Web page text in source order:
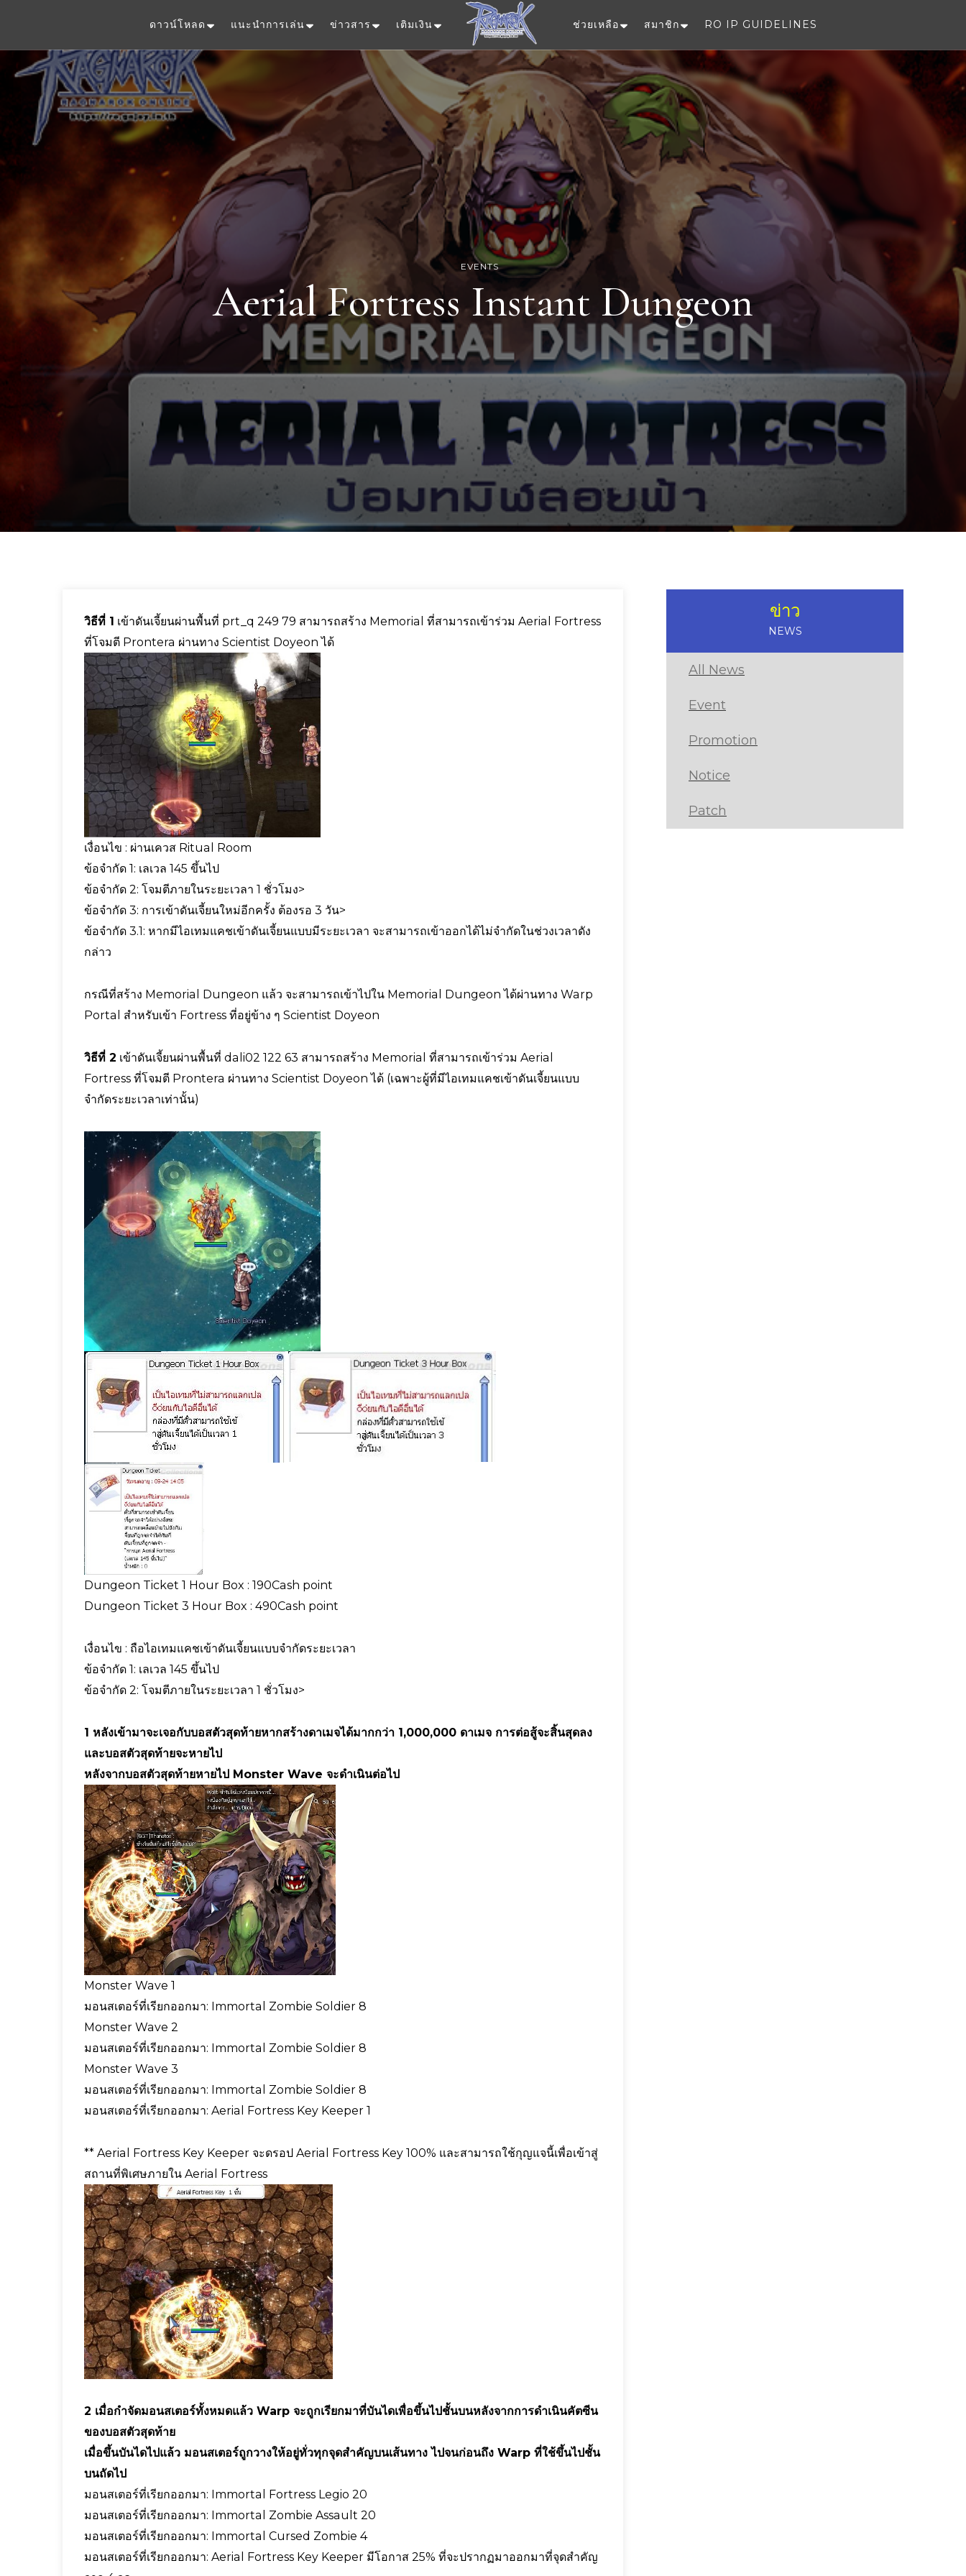
ดาวน์โหลด แนะนำการเล่น ข่าวสาร เติมเงิน
Ragnarok Online
ช่วยเหลือ สมาชิก RO IP GUIDELINES
EVENTS
Aerial Fortress Instant Dungeon
วิธีที่ 1 เข้าดันเจี้ยนผ่านพื้นที่ prt_q 249 79 สามารถสร้าง Memorial ที่สามารถเข้าร่วม Aerial Fortress
ที่โจมตี Prontera ผ่านทาง Scientist Doyeon ได้
เงื่อนไข : ผ่านเควส Ritual Room
ข้อจำกัด 1: เลเวล 145 ขึ้นไป
ข้อจำกัด 2: โจมตีภายในระยะเวลา 1 ชั่วโมง>
ข้อจำกัด 3: การเข้าดันเจี้ยนใหม่อีกครั้ง ต้องรอ 3 วัน>
ข้อจำกัด 3.1: หากมีไอเทมแคชเข้าดันเจี้ยนแบบมีระยะเวลา จะสามารถเข้าออกได้ไม่จำกัดในช่วงเวลาดัง
กล่าว
กรณีที่สร้าง Memorial Dungeon แล้ว จะสามารถเข้าไปใน Memorial Dungeon ได้ผ่านทาง Warp
Portal สำหรับเข้า Fortress ที่อยู่ข้าง ๆ Scientist Doyeon
วิธีที่ 2 เข้าดันเจี้ยนผ่านพื้นที่ dali02 122 63 สามารถสร้าง Memorial ที่สามารถเข้าร่วม Aerial
Fortress ที่โจมตี Prontera ผ่านทาง Scientist Doyeon ได้ (เฉพาะผู้ที่มีไอเทมแคชเข้าดันเจี้ยนแบบ
จำกัดระยะเวลาเท่านั้น)
Dungeon Ticket 1 Hour Box : 190Cash point
Dungeon Ticket 3 Hour Box : 490Cash point
เงื่อนไข : ถือไอเทมแคชเข้าดันเจี้ยนแบบจำกัดระยะเวลา
ข้อจำกัด 1: เลเวล 145 ขึ้นไป
ข้อจำกัด 2: โจมตีภายในระยะเวลา 1 ชั่วโมง>
1 หลังเข้ามาจะเจอกับบอสตัวสุดท้ายหากสร้างดาเมจได้มากกว่า 1,000,000 ดาเมจ การต่อสู้จะสิ้นสุดลง
และบอสตัวสุดท้ายจะหายไป
หลังจากบอสตัวสุดท้ายหายไป Monster Wave จะดำเนินต่อไป
Monster Wave 1
มอนสเตอร์ที่เรียกออกมา: Immortal Zombie Soldier 8
Monster Wave 2
มอนสเตอร์ที่เรียกออกมา: Immortal Zombie Soldier 8
Monster Wave 3
มอนสเตอร์ที่เรียกออกมา: Immortal Zombie Soldier 8
มอนสเตอร์ที่เรียกออกมา: Aerial Fortress Key Keeper 1
** Aerial Fortress Key Keeper จะดรอป Aerial Fortress Key 100% และสามารถใช้กุญแจนี้เพื่อเข้าสู่
สถานที่พิเศษภายใน Aerial Fortress
2 เมื่อกำจัดมอนสเตอร์ทั้งหมดแล้ว Warp จะถูกเรียกมาที่บันไดเพื่อขึ้นไปชั้นบนหลังจากการดำเนินคัตซีน
ของบอสตัวสุดท้าย
เมื่อขึ้นบันไดไปแล้ว มอนสเตอร์ถูกวางให้อยู่ทั่วทุกจุดสำคัญบนเส้นทาง ไปจนก่อนถึง Warp ที่ใช้ขึ้นไปชั้น
บนถัดไป
มอนสเตอร์ที่เรียกออกมา: Immortal Fortress Legio 20
มอนสเตอร์ที่เรียกออกมา: Immortal Zombie Assault 20
มอนสเตอร์ที่เรียกออกมา: Immortal Cursed Zombie 4
มอนสเตอร์ที่เรียกออกมา: Aerial Fortress Key Keeper มีโอกาส 25% ที่จะปรากฏมาออกมาที่จุดสำคัญ
ข่าว
NEWS
All News
Event
Promotion
Notice
Patch